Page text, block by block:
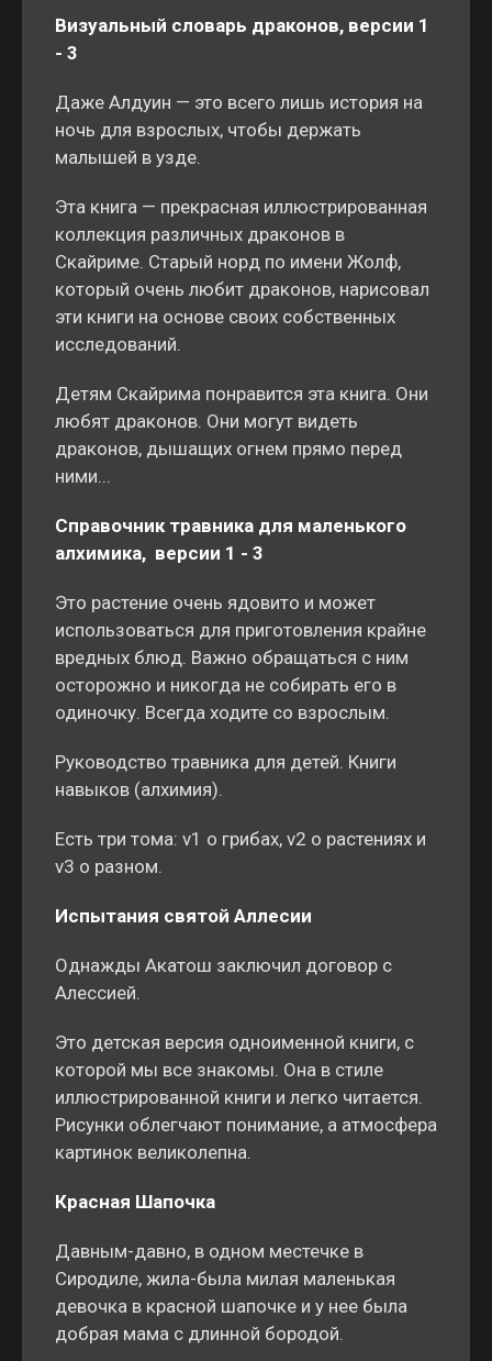
Визуальный словарь драконов, версии 1
- 3
Даже Алдуин — это всего лишь история на
ночь для взрослых, чтобы держать
малышей в узде.
Эта книга — прекрасная иллюстрированная
коллекция различных драконов в
Скайриме. Старый норд по имени Жолф,
который очень любит драконов, нарисовал
эти книги на основе своих собственных
исследований.
Детям Скайрима понравится эта книга. Они
любят драконов. Они могут видеть
драконов, дышащих огнем прямо перед
ними...
Справочник травника для маленького
алхимика, версии 1 - 3
Это растение очень ядовито и может
использоваться для приготовления крайне
вредных блюд. Важно обращаться с ним
осторожно и никогда не собирать его в
одиночку. Всегда ходите со взрослым.
Руководство травника для детей. Книги
навыков (алхимия).
Есть три тома: v1 о грибах, v2 о растениях и
v3 о разном.
Испытания святой Аллесии
Однажды Акатош заключил договор с
Алессией.
Это детская версия одноименной книги, с
которой мы все знакомы. Она в стиле
иллюстрированной книги и легко читается.
Рисунки облегчают понимание, а атмосфера
картинок великолепна.
Красная Шапочка
Давным-давно, в одном местечке в
Сиродиле, жила-была милая маленькая
девочка в красной шапочке и у нее была
добрая мама с длинной бородой.